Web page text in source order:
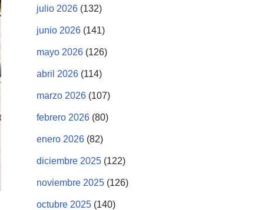
julio 2026 (132)
junio 2026 (141)
mayo 2026 (126)
abril 2026 (114)
marzo 2026 (107)
febrero 2026 (80)
enero 2026 (82)
diciembre 2025 (122)
noviembre 2025 (126)
octubre 2025 (140)